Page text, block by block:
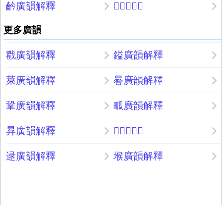
䶖廣韻解釋 𤘡廣韻解釋
更多廣韻
戵廣韻解釋 鎰廣韻解釋
萊廣韻解釋 晷廣韻解釋
鞏廣韻解釋 畖廣韻解釋
昪廣韻解釋 𤢍廣韻解釋
逯廣韻解釋 堠廣韻解釋